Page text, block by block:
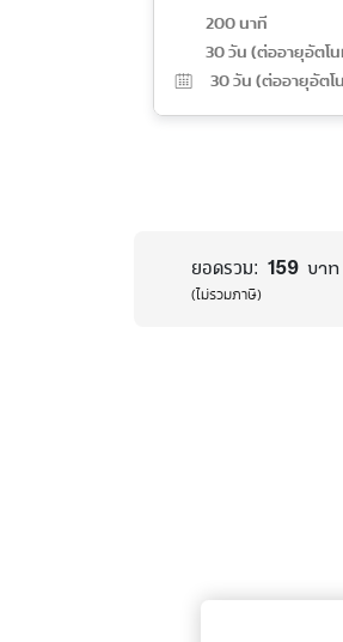
200 นาที
30 วัน (ต่ออายุอัตโ
30 วัน (ต่ออายุอัตโ
ยอดรวม: 159 บาท
(ไม่รวมภาษี)